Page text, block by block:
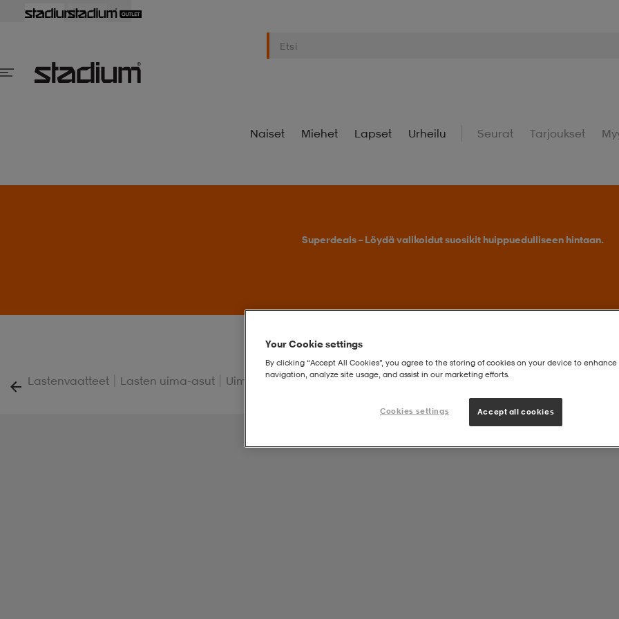
Naiset Miehet Lapset Urheilu Seurat Tarjoukset
Superdeals – Löydä valikoidut suosikit huippuedulliseen hintaan.
Lastenvaatteet | Lasten uima-asut | Uimahousut | J Beach Poncho
Your Cookie settings
By clicking “Accept All Cookies”, you agree to the storing of cookies on your device to enhance
navigation, analyze site usage, and assist in our marketing efforts.
Cookies settings Accept all cookies